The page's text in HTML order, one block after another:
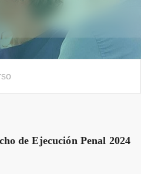
de Ejecución Penal 2024